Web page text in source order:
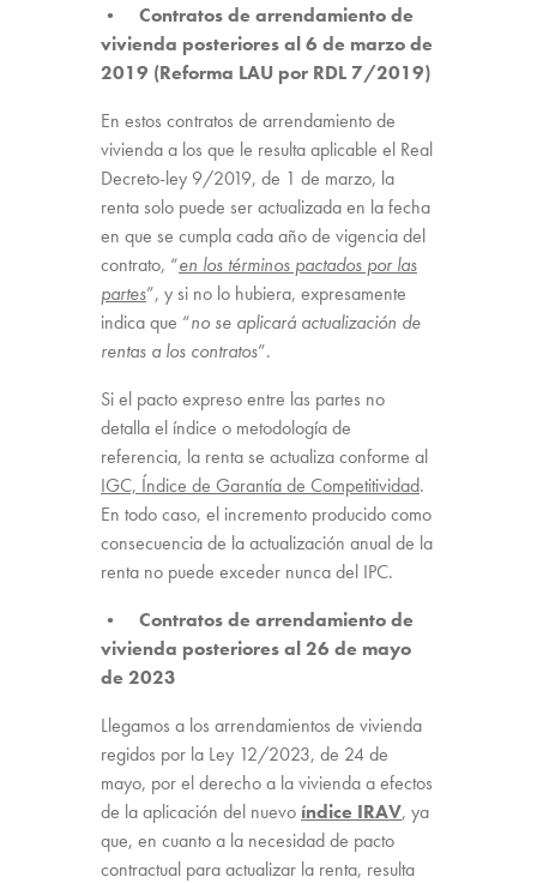
• Contratos de arrendamiento de
vivienda posteriores al 6 de marzo de
2019 (Reforma LAU por RDL 7/2019)
En estos contratos de arrendamiento de
vivienda a los que le resulta aplicable el Real
Decreto-ley 9/2019, de 1 de marzo, la
renta solo puede ser actualizada en la fecha
en que se cumpla cada año de vigencia del
contrato, “en los términos pactados por las
partes”, y si no lo hubiera, expresamente
indica que “no se aplicará actualización de
rentas a los contratos”.
Si el pacto expreso entre las partes no
detalla el índice o metodología de
referencia, la renta se actualiza conforme al
IGC, Índice de Garantía de Competitividad.
En todo caso, el incremento producido como
consecuencia de la actualización anual de la
renta no puede exceder nunca del IPC.
• Contratos de arrendamiento de
vivienda posteriores al 26 de mayo
de 2023
Llegamos a los arrendamientos de vivienda
regidos por la Ley 12/2023, de 24 de
mayo, por el derecho a la vivienda a efectos
de la aplicación del nuevo índice IRAV, ya
que, en cuanto a la necesidad de pacto
contractual para actualizar la renta, resulta